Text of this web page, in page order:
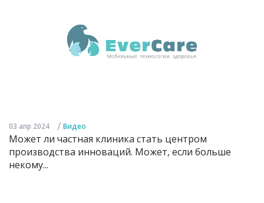
03 апр 2024 / Видео
Может ли частная клиника стать центром
производства инноваций. Может, если больше
некому...